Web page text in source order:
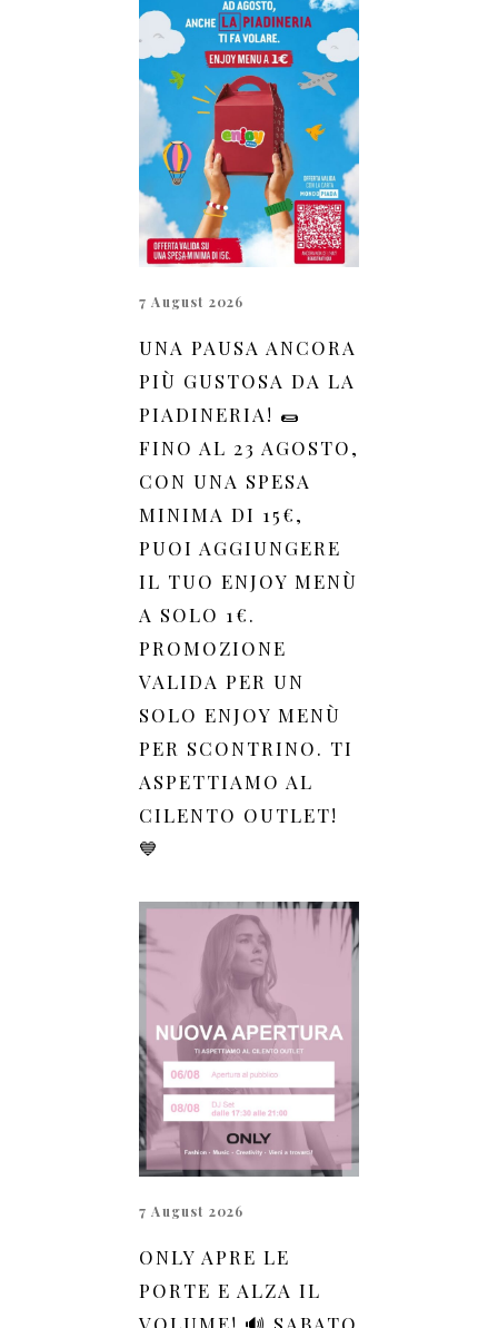
7 August 2026
UNA PAUSA ANCORA
PIÙ GUSTOSA DA LA
PIADINERIA! 🌯
FINO AL 23 AGOSTO,
CON UNA SPESA
MINIMA DI 15€,
PUOI AGGIUNGERE
IL TUO ENJOY MENÙ
A SOLO 1€.
PROMOZIONE
VALIDA PER UN
SOLO ENJOY MENÙ
PER SCONTRINO. TI
ASPETTIAMO AL
CILENTO OUTLET!
💙
7 August 2026
ONLY APRE LE
PORTE E ALZA IL